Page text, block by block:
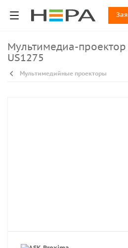
Мультимедиа-проектор ASK Proxima
US1275
Мультимедийные проекторы